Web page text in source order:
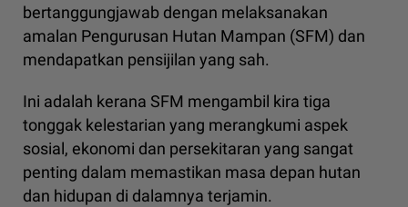
bertanggungjawab dengan melaksanakan
amalan Pengurusan Hutan Mampan (SFM) dan
mendapatkan pensijilan yang sah.
Ini adalah kerana SFM mengambil kira tiga
tonggak kelestarian yang merangkumi aspek
sosial, ekonomi dan persekitaran yang sangat
penting dalam memastikan masa depan hutan
dan hidupan di dalamnya terjamin.